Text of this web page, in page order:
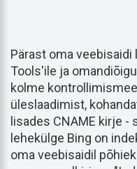
Pärast oma
Tools'ile ja
kolme
üleslaadimist,
lisades CNAME kirje -
lehekülge Bing on
oma veebisaidil